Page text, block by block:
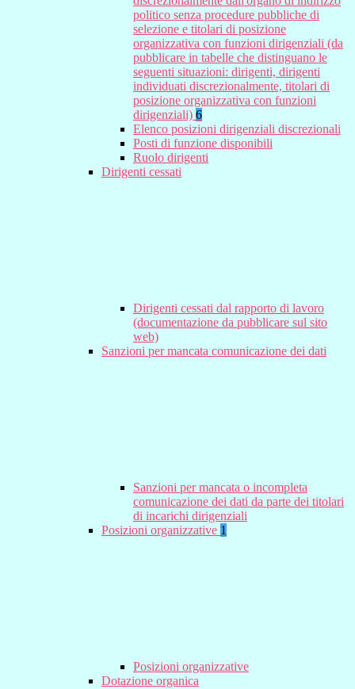
politico senza procedure pubbliche di
selezione e titolari di posizione
organizzativa con funzioni dirigenziali (da
pubblicare in tabelle che distinguano le
seguenti situazioni: dirigenti, dirigenti
individuati discrezionalmente, titolari di
posizione organizzativa con funzioni
dirigenziali) 6
Elenco posizioni dirigenziali discrezionali
Posti di funzione disponibili
Ruolo dirigenti
Dirigenti cessati
Dirigenti cessati dal rapporto di lavoro
(documentazione da pubblicare sul sito
web)
Sanzioni per mancata comunicazione dei dati
Sanzioni per mancata o incompleta
comunicazione dei dati da parte dei titolari
di incarichi dirigenziali
Posizioni organizzative 1
Posizioni organizzative
Dotazione organica